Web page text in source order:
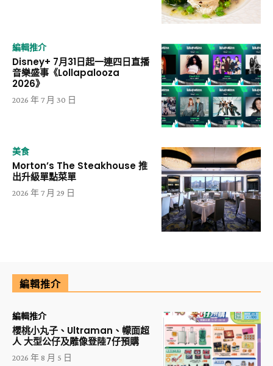
編輯推介
Disney+ 7月31日起一連四日直播
音樂盛事《Lollapalooza
2026》
2026 年 7 月 30 日
美食
Morton’s The Steakhouse 推
出升級單點菜單
2026 年 7 月 29 日
編輯推介
編輯推介
櫻桃小丸子、Ultraman、幪面超
人 大型公仔及雕像登陸7仔預購
2026 年 8 月 5 日